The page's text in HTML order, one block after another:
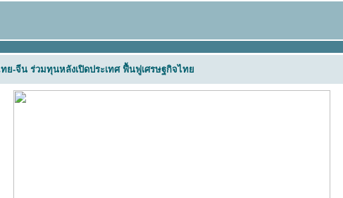
ย-จีน ร่วมทุนหลังเปิดประเทศ ฟื้นฟูเศรษฐกิจไท